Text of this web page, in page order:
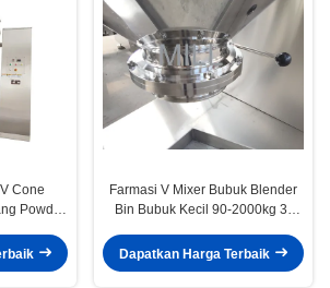
Cone
Powder
Farmasi V Mixer Bubuk Blender
Bin Bubuk Kecil 90-2000kg 3-
Dapatkan Harga Terbaik